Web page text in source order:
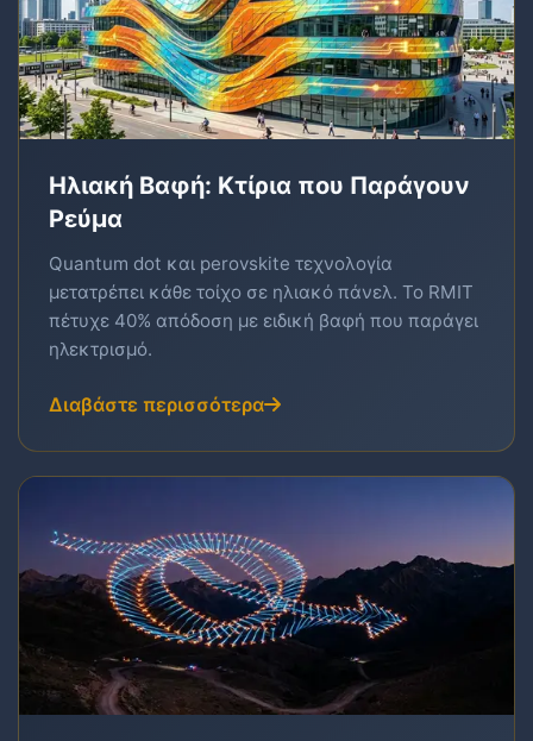
Ηλιακή Βαφή: Κτίρια που Παράγουν
Ρεύμα
Quantum dot και perovskite τεχνολογία
μετατρέπει κάθε τοίχο σε ηλιακό πάνελ. Το RMIT
πέτυχε 40% απόδοση με ειδική βαφή που παράγει
ηλεκτρισμό.
Διαβάστε περισσότερα